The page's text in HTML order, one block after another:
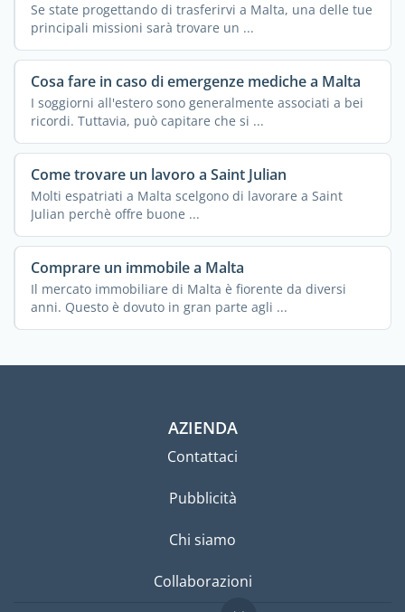
Se state progettando di trasferirvi a Malta, una delle tue
principali missioni sarà trovare un ...
Cosa fare in caso di emergenze mediche a Malta
I soggiorni all'estero sono generalmente associati a bei
ricordi. Tuttavia, può capitare che si ...
Come trovare un lavoro a Saint Julian
Molti espatriati a Malta scelgono di lavorare a Saint
Julian perchè offre buone ...
Comprare un immobile a Malta
Il mercato immobiliare di Malta è fiorente da diversi
anni. Questo è dovuto in gran parte agli ...
AZIENDA
Contattaci
Pubblicità
Chi siamo
Collaborazioni